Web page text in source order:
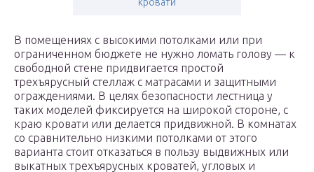
В помещениях с высокими потолками или при
ограниченном бюджете не нужно ломать голову — к
свободной стене придвигается простой
трехъярусный стеллаж с матрасами и защитными
ограждениями. В целях безопасности лестница у
таких моделей фиксируется на широкой стороне, с
краю кровати или делается придвижной. В комнатах
со сравнительно низкими потолками от этого
варианта стоит отказаться в пользу выдвижных или
выкатных трехъярусных кроватей, угловых и